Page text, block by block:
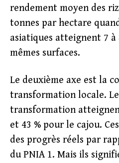
rendement moyen des
tonnes par hectare
asiatiques atteignent 7 à
mêmes surfaces.
Le deuxième axe est la
transformation locale.
transformation
et 43 % pour le cajou.
des progrès réels par
du PNIA 1. Mais ils